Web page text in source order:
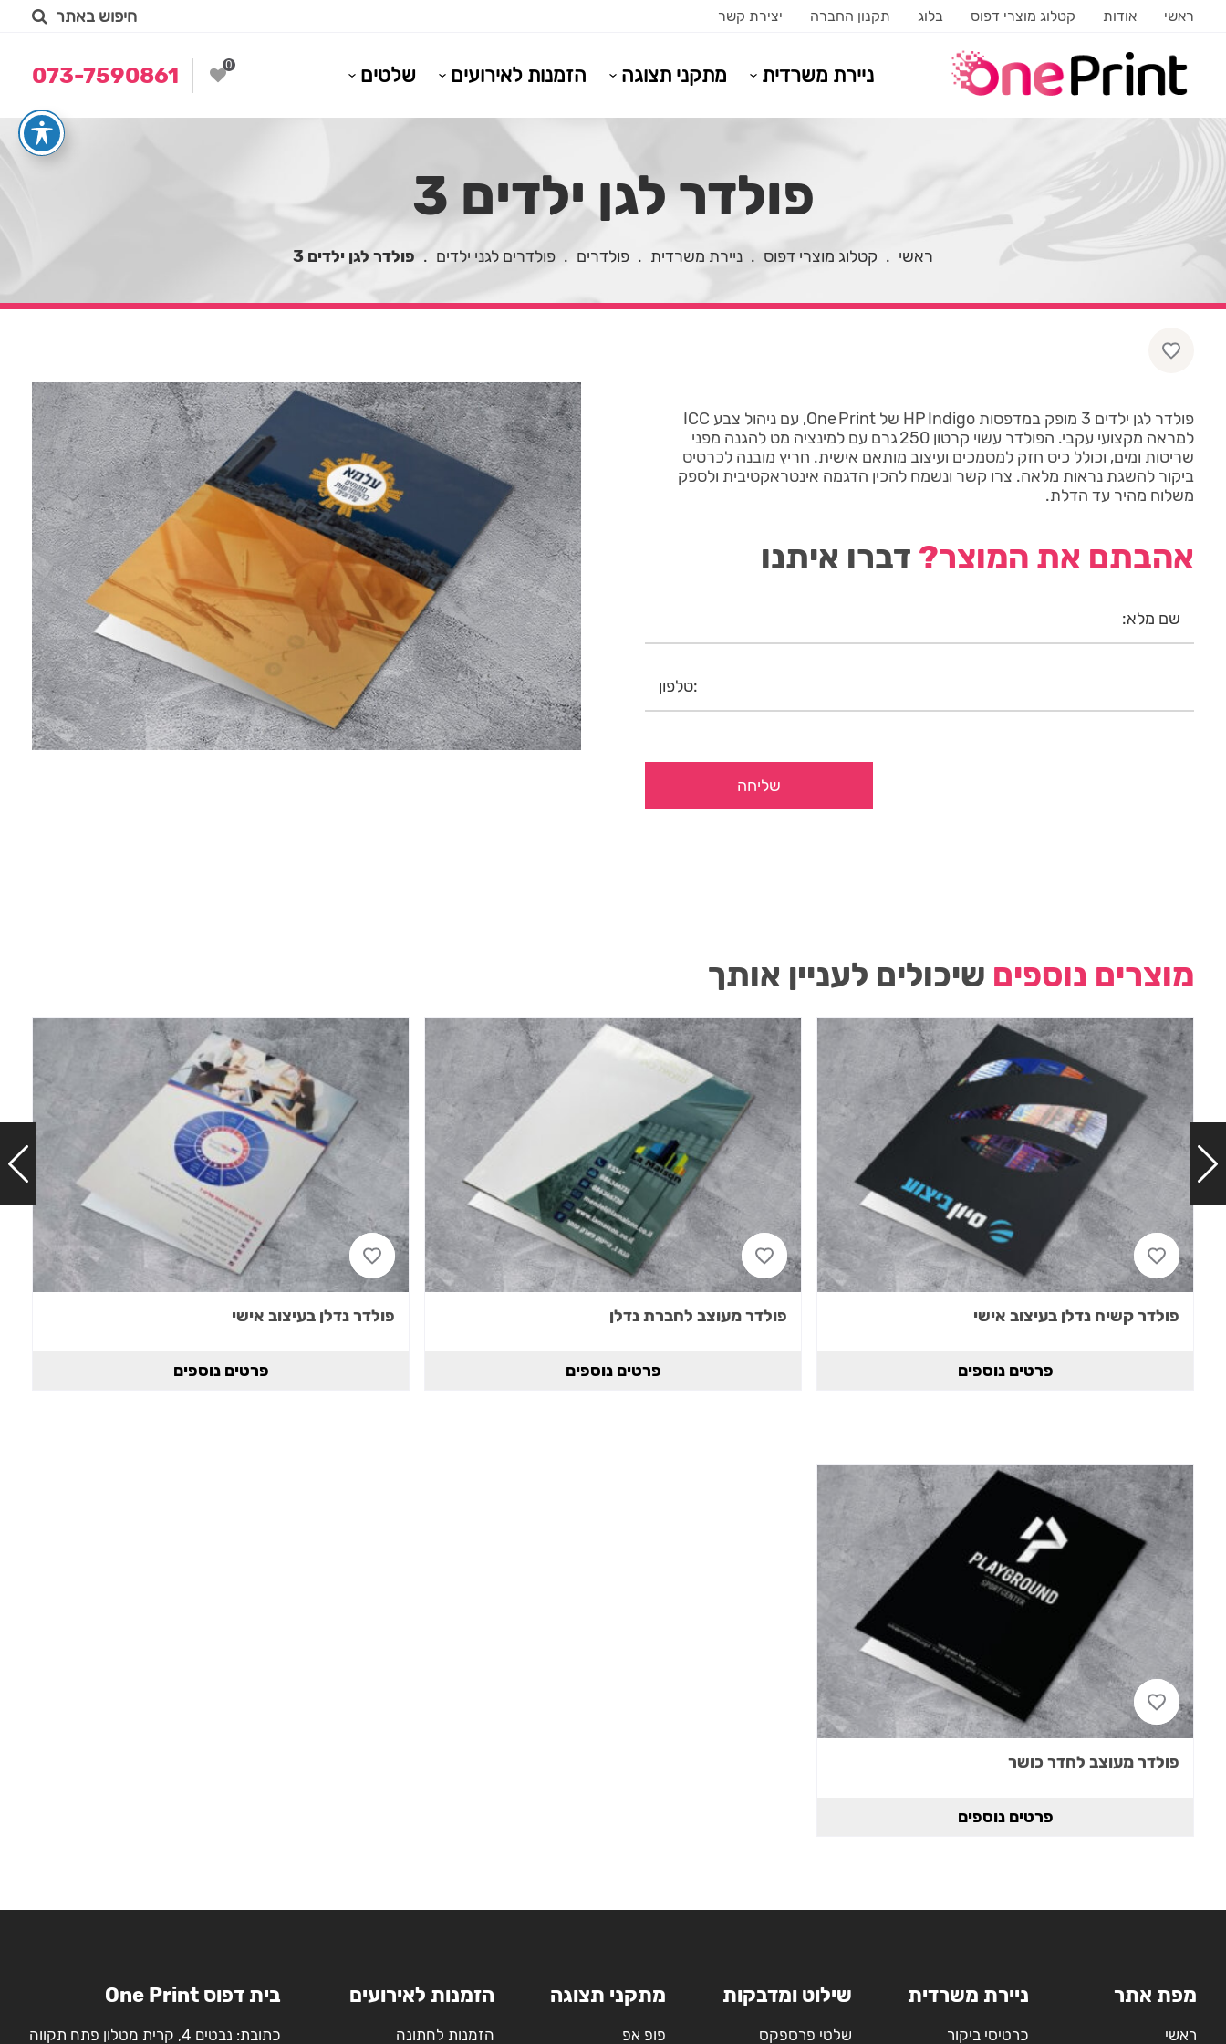
ראשי אודות קטלוג מוצרי דפוס בלוג תקנון החברה יצירת קשר חיפוש באתר
ניירת משרדית מתקני תצוגה הזמנות לאירועים שלטים 0
073-7590861
פולדר לגן ילדים 3
ראשי . קטלוג מוצרי דפוס . ניירת משרדית . פולדרים . פולדרים לגני ילדים . פולדר לגן ילדים 3
פולדר לגן ילדים 3 מופק במדפסות HP Indigo של One Print, עם ניהול צבע ICC
למראה מקצועי עקבי. הפולדר עשוי קרטון 250 גרם עם למינציה מט להגנה מפני
שריטות ומים, וכולל כיס חזק למסמכים ועיצוב מותאם אישית. חריץ מובנה לכרטיס
ביקור להשגת נראות מלאה. צרו קשר ונשמח להכין הדגמה אינטראקטיבית ולספק
משלוח מהיר עד הדלת.
אהבתם את המוצר? דברו איתנו
מוצרים נוספים שיכולים לעניין אותך
פולדר קשיח נדלן בעיצוב אישי
פרטים נוספים
פולדר מעוצב לחברת נדלן
פרטים נוספים
פולדר נדלן בעיצוב אישי
פרטים נוספים
פולדר מעוצב לחדר כושר
פרטים נוספים
מפת אתר
ראשי
ניירת משרדית
כרטיסי ביקור
שילוט ומדבקות
שלטי פרספקס
מתקני תצוגה
פופ אפ
הזמנות לאירועים
הזמנות לחתונה
בית דפוס One Print
כתובת: נבטים 4, קרית מטלון פתח תקווה